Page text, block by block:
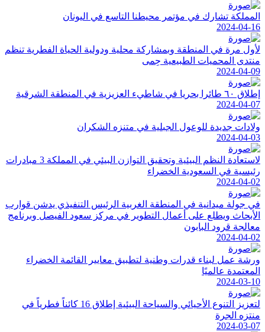
المملكة تشارك في مؤتمر محيطنا التاسع في اليونان
2024-04-16
لأول مرة في المنطقة وبمشاركة محلية ودولية الحياة الفطرية تنظم
منتدى المحميات الطبيعية حِمى
2024-04-09
إطلاق ٦٠ طائرا بحريا في شاطيء العزيزية في المنطقة الشرقية
2024-04-07
ولادات جديدة للوعول الجبلية في متنزه الشكران
2024-04-03
لاستعادة النظم البيئية وتحقيق التوازن البيئي في المملكة 3 مبادرات
رئيسية في السعودية الخضراء
2024-04-02
في جولة ميدانية في المنطقة الغربية الرئيس التنفيذي يدشن قوارب
الأبحاث ويطلع على أعمال التطوير في مركز سعود الفيصل وبرنامج
معالجة قرود البابون
2024-04-02
ورشة عمل لبناء قدرات وطنية لتطبيق معايير القائمة الخضراء
المعتمدة عالميًا
2024-03-10
لتعزيز التنوع الأحيائي والسياحة البيئية إطلاق 16 كائناً فطرياً في
منتزه الجرة
2024-03-07